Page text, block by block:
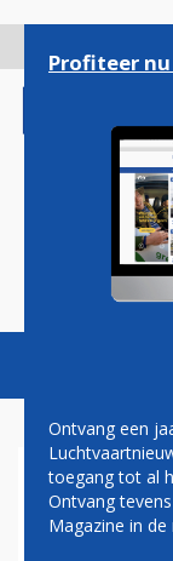
gaan
Magazine
DELTA
STERKE
Profiteer
Ontvang een
toegang tot al
Ontvang
Magazine in